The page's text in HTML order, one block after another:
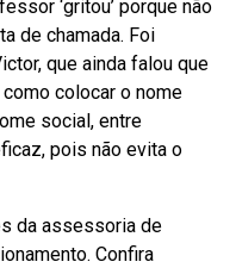
‘gritou’ porque não
de chamada. Foi
que ainda falou que
colocar o nome
social, entre
pois não evita o
da assessoria de
Confira